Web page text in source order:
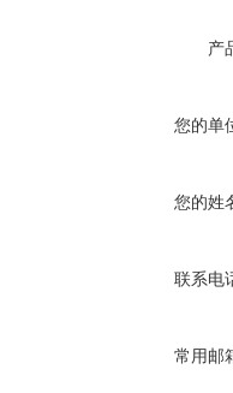
产
您的单
您的姓
联系电
常用邮